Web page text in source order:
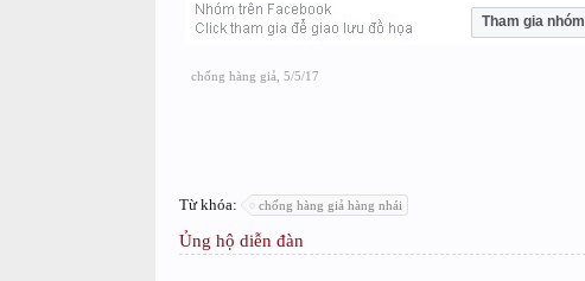
Tham gia nhóm
chống hàng giả 5/5/17
Từ khóa: chống hàng giả hàng nhái
Ủng hộ diễn đàn